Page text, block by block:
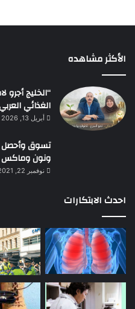
الأكثر مشاهده
“الخليج
الغذائي
أبريل 13, 2026
تسوق
ونون
نوفمبر 22, 2021
احدث الابتكارات